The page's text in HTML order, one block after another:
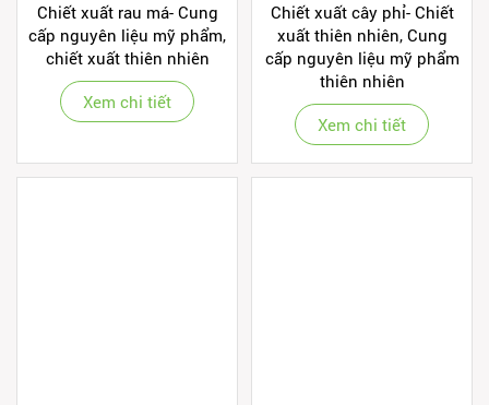
Chiết xuất rau má- Cung
cấp nguyên liệu mỹ phẩm,
chiết xuất thiên nhiên
Xem chi tiết
Chiết xuất cây phỉ- Chiết
xuất thiên nhiên, Cung
cấp nguyên liệu mỹ phẩm
thiên nhiên
Xem chi tiết